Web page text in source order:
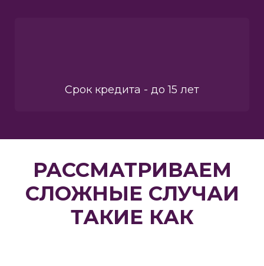
Срок кредита - до 15 лет
РАССМАТРИВАЕМ
СЛОЖНЫЕ СЛУЧАИ
ТАКИЕ КАК